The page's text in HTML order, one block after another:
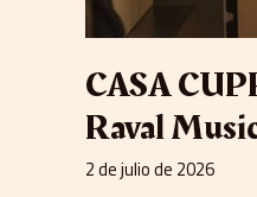
CASA
Raval
2 de julio de 2026